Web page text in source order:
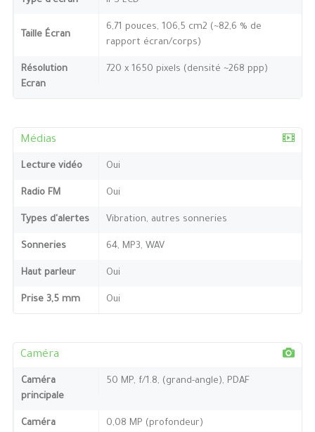
Taille Écran
6,71 pouces, 106,5 cm2 (~82,6 % de
rapport écran/corps)
Résolution
Ecran
720 x 1650 pixels (densité ~268 ppp)
Médias
Lecture vidéo Oui
Radio FM Oui
Types d'alertes Vibration, autres sonneries
Sonneries 64, MP3, WAV
Haut parleur Oui
Prise 3,5 mm Oui
Caméra
Caméra
principale
50 MP, f/1.8, (grand-angle), PDAF
Caméra
0,08 MP (profondeur)